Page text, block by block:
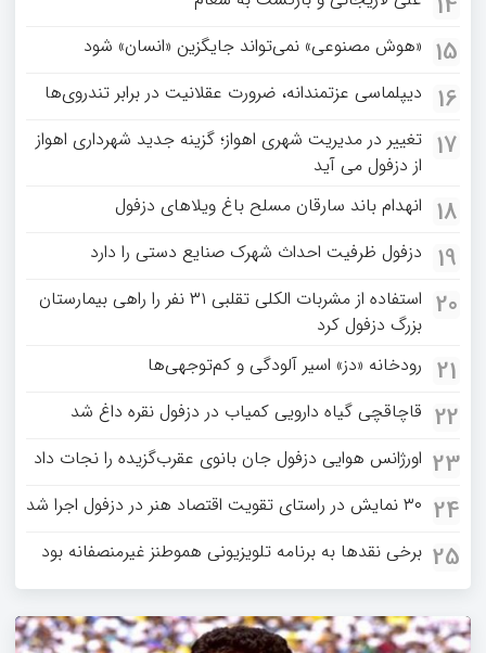
15 «هوش مصنوعی» نمی‌تواند جایگزین «انسان» شود
16 دیپلماسی عزتمندانه، ضرورت عقلانیت در برابر تندروی‌ها
17 تغییر در مدیریت شهری اهواز؛ گزینه جدید شهرداری اهواز
از دزفول می آید
18 انهدام باند سارقان مسلح باغ‌ ویلاهای دزفول
19 دزفول ظرفیت احداث شهرک صنایع دستی را دارد
20
استفاده از مشربات الکلی تقلبی ۳۱ نفر را راهی بیمارستان
بزرگ دزفول کرد
21 رودخانه «دز» اسیر آلودگی و کم‌توجهی‌ها
22 قاچاقچی گیاه دارویی کمیاب در دزفول نقره داغ شد
23 اورژانس هوایی دزفول جان بانوی عقرب‌گزیده را نجات داد
24 ۳۰ نمایش در راستای تقویت اقتصاد هنر در دزفول اجرا شد
25 برخی نقدها به برنامه تلویزیونی هموطنز غیرمنصفانه بود